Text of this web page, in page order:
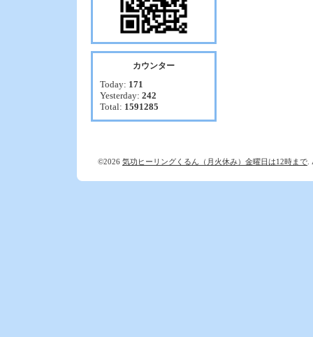
カウンター
Today: 171
Yesterday: 242
Total: 1591285
©2026 気功ヒーリングくるん（月火休み）金曜日は12時まで